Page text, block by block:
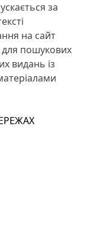
за
на сайт
для пошукових
видань із